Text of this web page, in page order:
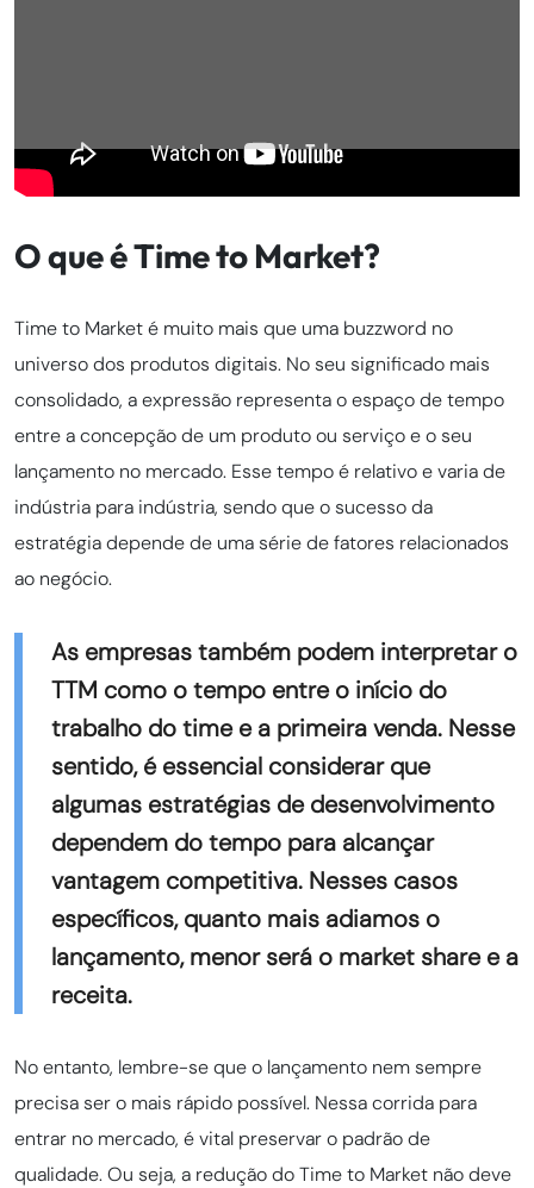
O que é Time to Market?
Time to Market é muito mais que uma buzzword no
universo dos produtos digitais. No seu significado mais
consolidado, a expressão representa o espaço de tempo
entre a concepção de um produto ou serviço e o seu
lançamento no mercado. Esse tempo é relativo e varia de
indústria para indústria, sendo que o sucesso da
estratégia depende de uma série de fatores relacionados
ao negócio.
As empresas também podem interpretar o
TTM como o tempo entre o início do
trabalho do time e a primeira venda. Nesse
sentido, é essencial considerar que
algumas estratégias de desenvolvimento
dependem do tempo para alcançar
vantagem competitiva. Nesses casos
específicos, quanto mais adiamos o
lançamento, menor será o market share e a
receita.
No entanto, lembre-se que o lançamento nem sempre
precisa ser o mais rápido possível. Nessa corrida para
entrar no mercado, é vital preservar o padrão de
qualidade. Ou seja, a redução do Time to Market não deve